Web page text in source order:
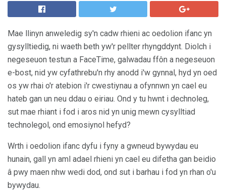
Mae llinyn anweledig sy'n cadw rhieni ac oedolion ifanc yn
gysylltiedig, ni waeth beth yw'r pellter rhyngddynt. Diolch i
negeseuon testun a FaceTime, galwadau ffôn a negeseuon
e-bost, nid yw cyfathrebu'n rhy anodd i'w gynnal, hyd yn oed
os yw rhai o'r atebion i'r cwestiynau a ofynnwn yn cael eu
hateb gan un neu ddau o eiriau. Ond y tu hwnt i dechnoleg,
sut mae rhiant i fod i aros nid yn unig mewn cysylltiad
technolegol, ond emosiynol hefyd?
Wrth i oedolion ifanc dyfu i fyny a gwneud bywydau eu
hunain, gall yn aml adael rhieni yn cael eu difetha gan beidio
â pwy maen nhw wedi dod, ond sut i barhau i fod yn rhan o'u
bywydau.